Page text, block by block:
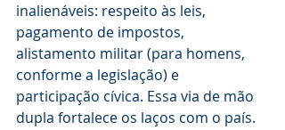
inalienáveis: respeito às leis,
pagamento de impostos,
alistamento militar (para homens,
conforme a legislação) e
participação cívica. Essa via de mão
dupla fortalece os laços com o país.